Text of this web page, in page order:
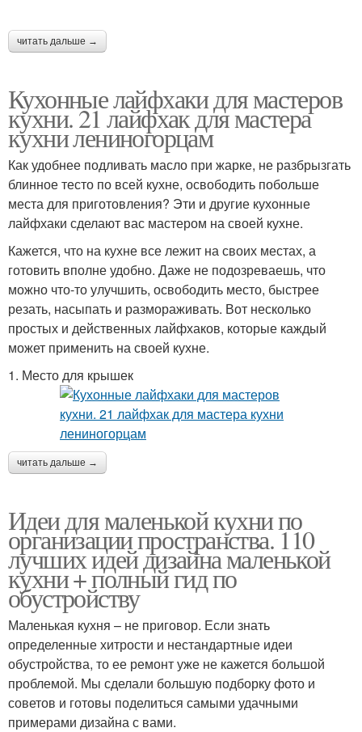
читать дальше →
Кухонные лайфхаки для мастеров
кухни. 21 лайфхак для мастера
кухни лениногорцам
Как удобнее подливать масло при жарке, не разбрызгать
блинное тесто по всей кухне, освободить побольше
места для приготовления? Эти и другие кухонные
лайфхаки сделают вас мастером на своей кухне.
Кажется, что на кухне все лежит на своих местах, а
готовить вполне удобно. Даже не подозреваешь, что
можно что-то улучшить, освободить место, быстрее
резать, насыпать и размораживать. Вот несколько
простых и действенных лайфхаков, которые каждый
может применить на своей кухне.
1. Место для крышек
читать дальше →
Идеи для маленькой кухни по
организации пространства. 110
лучших идей дизайна маленькой
кухни + полный гид по
обустройству
Маленькая кухня – не приговор. Если знать
определенные хитрости и нестандартные идеи
обустройства, то ее ремонт уже не кажется большой
проблемой. Мы сделали большую подборку фото и
советов и готовы поделиться самыми удачными
примерами дизайна с вами.